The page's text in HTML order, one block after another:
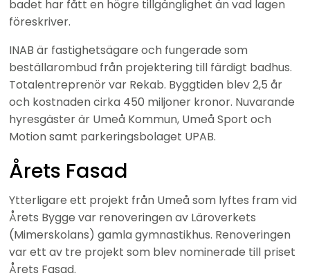
badet har fått en högre tillgänglighet än vad lagen
föreskriver.
INAB är fastighetsägare och fungerade som
beställarombud från projektering till färdigt badhus.
Totalentreprenör var Rekab. Byggtiden blev 2,5 år
och kostnaden cirka 450 miljoner kronor. Nuvarande
hyresgäster är Umeå Kommun, Umeå Sport och
Motion samt parkeringsbolaget UPAB.
Årets Fasad
Ytterligare ett projekt från Umeå som lyftes fram vid
Årets Bygge var renoveringen av Läroverkets
(Mimerskolans) gamla gymnastikhus. Renoveringen
var ett av tre projekt som blev nominerade till priset
Årets Fasad.